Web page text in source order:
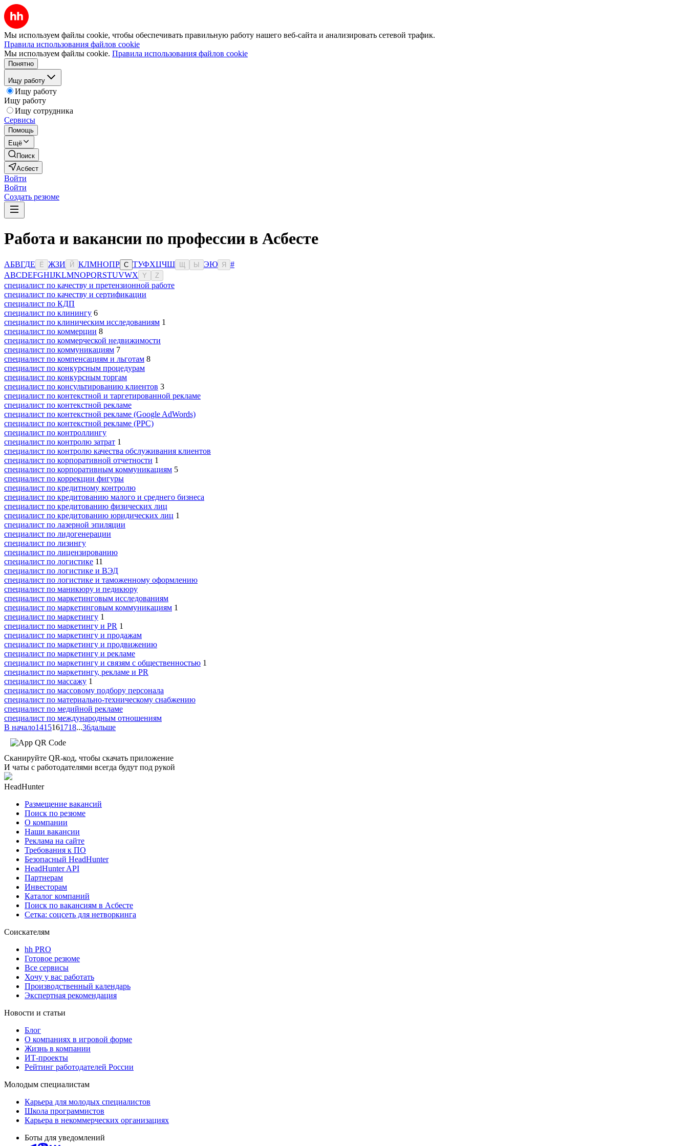
Мы используем файлы cookie, чтобы обеспечивать правильную работу нашего веб-сайта и анализировать сетевой трафик.
Правила использования файлов cookie
Мы используем файлы cookie. Правила использования файлов cookie
Понятно
Ищу работу
Ищу работу
Ищу работу
Ищу сотрудника
Сервисы
Помощь
Ещё
Поиск
Асбест
Войти
Войти
Создать резюме
Работа и вакансии по профессии в Асбесте
АБВГДЕ Ё ЖЗИ Й КЛМНОПР С ТУФХЦЧШ Ы ЭЮ Я
#
ABCDEFGHIJKLMNOPQRSTUVWX Y Z
специалист по качеству и претензионной работе
специалист по качеству и сертификации
специалист по КДП
специалист по клинингу 6
специалист по клиническим исследованиям 1
специалист по коммерции 8
специалист по коммерческой недвижимости
специалист по коммуникациям 7
специалист по компенсациям и льготам 8
специалист по конкурсным процедурам
специалист по конкурсным торгам
специалист по консультированию клиентов 3
специалист по контекстной и таргетированной рекламе
специалист по контекстной рекламе
специалист по контекстной рекламе (Google AdWords)
специалист по контекстной рекламе (PPC)
специалист по контроллингу
специалист по контролю затрат 1
специалист по контролю качества обслуживания клиентов
специалист по корпоративной отчетности 1
специалист по корпоративным коммуникациям 5
специалист по коррекции фигуры
специалист по кредитному контролю
специалист по кредитованию малого и среднего бизнеса
специалист по кредитованию физических лиц
специалист по кредитованию юридических лиц 1
специалист по лазерной эпиляции
специалист по лидогенерации
специалист по лизингу
специалист по лицензированию
специалист по логистике 11
специалист по логистике и ВЭД
специалист по логистике и таможенному оформлению
специалист по маникюру и педикюру
специалист по маркетинговым исследованиям
специалист по маркетинговым коммуникациям 1
специалист по маркетингу 1
специалист по маркетингу и PR 1
специалист по маркетингу и продажам
специалист по маркетингу и продвижению
специалист по маркетингу и рекламе
специалист по маркетингу и связям с общественностью 1
специалист по маркетингу, рекламе и PR
специалист по массажу 1
специалист по массовому подбору персонала
специалист по материально-техническому снабжению
специалист по медийной рекламе
специалист по международным отношениям
В начало1415161718...36дальше
Сканируйте QR-код, чтобы скачать приложение
И чаты с работодателями всегда будут под рукой
HeadHunter
Размещение вакансий
Поиск по резюме
О компании
Наши вакансии
Реклама на сайте
Требования к ПО
Безопасный HeadHunter
HeadHunter API
Партнерам
Инвесторам
Каталог компаний
Поиск по вакансиям в Асбесте
Сетка: соцсеть для нетворкинга
Соискателям
hh PRO
Готовое резюме
Все сервисы
Хочу у вас работать
Производственный календарь
Экспертная рекомендация
Новости и статьи
Блог
О компаниях в игровой форме
Жизнь в компании
ИТ-проекты
Рейтинг работодателей России
Молодым специалистам
Карьера для молодых специалистов
Школа программистов
Карьера в некоммерческих организациях
Боты для уведомлений